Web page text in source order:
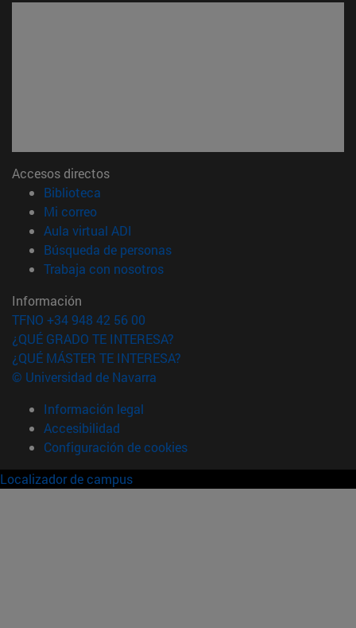
Accesos directos
Biblioteca
Mi correo(abre en nueva ventana)
Aula virtual ADI
Búsqueda de personas(abre en nueva ventana)
Trabaja con nosotros(abre en nueva ventana)
Información
TFNO +34 948 42 56 00
¿QUÉ GRADO TE INTERESA?
¿QUÉ MÁSTER TE INTERESA?
© Universidad de Navarra
Información legal
Accesibilidad
Configuración de cookies
Localizador de campus